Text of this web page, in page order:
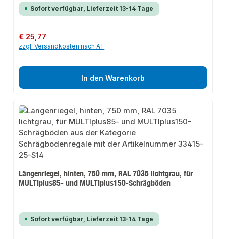
Sofort verfügbar, Lieferzeit 13-14 Tage
Regulärer Preis:
€ 25,77
zzgl. Versandkosten nach AT
In den Warenkorb
Längenriegel, hinten, 750 mm, RAL 7035 lichtgrau, für
MULTIplus85- und MULTIplus150-Schrägböden
Sofort verfügbar, Lieferzeit 13-14 Tage